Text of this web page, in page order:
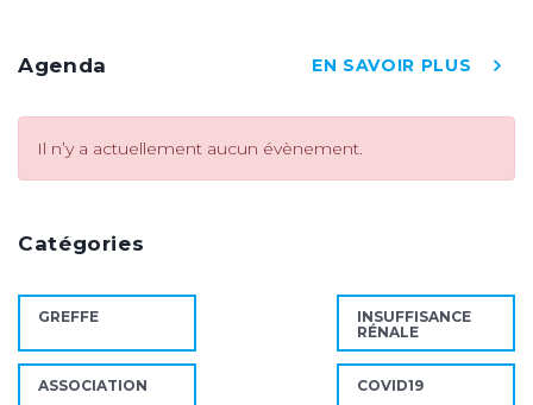
Agenda EN SAVOIR PLUS
Il n’y a actuellement aucun évènement.
Catégories
GREFFE
INSUFFISANCE
RÉNALE
ASSOCIATION COVID19